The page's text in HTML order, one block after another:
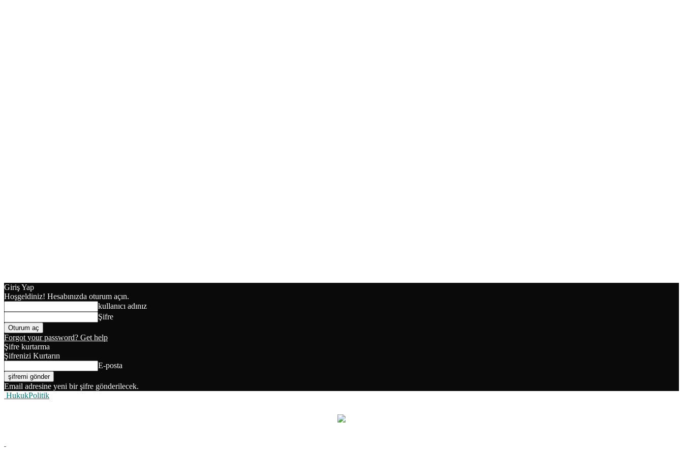
Giriş Yap
Hoşgeldiniz! Hesabınızda oturum açın.
kullanıcı adınız
Şifre
Forgot your password? Get help
Şifre kurtarma
Şifrenizi Kurtarın
E-posta
Email adresine yeni bir şifre gönderilecek.
HukukPolitik